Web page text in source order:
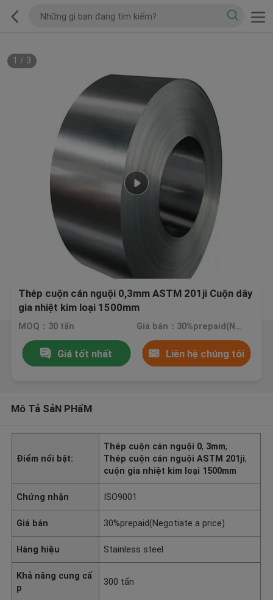
1 / 3
Thép cuộn cán nguội 0,3mm ASTM 201ji Cuộn dây
gia nhiệt kim loại 1500mm
MOQ：30 tấn Giá bán：30%prepaid(Negotiate a price)
Giá tốt nhất Liên hệ chúng tôi
Mô Tả SảN PHẩM
Điểm nổi bật:
Thép cuộn cán nguội 0, 3mm,
Thép cuộn cán nguội ASTM 201ji,
cuộn gia nhiệt kim loại 1500mm
Chứng nhận ISO9001
Giá bán 30%prepaid(Negotiate a price)
Hàng hiệu Stainless steel
Khả năng cung cấ
p
300 tấn